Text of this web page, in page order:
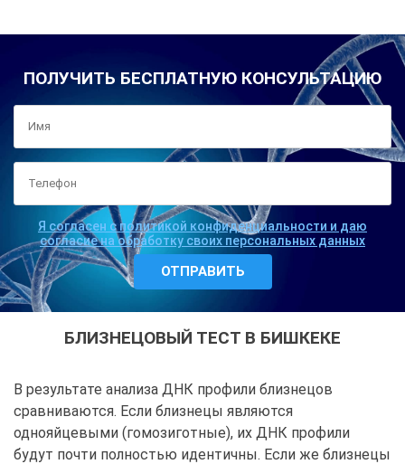
ПОЛУЧИТЬ БЕСПЛАТНУЮ КОНСУЛЬТАЦИЮ
Я согласен с политикой конфиденциальности и даю
согласие на обработку своих персональных данных
БЛИЗНЕЦОВЫЙ ТЕСТ В БИШКЕКЕ
В результате анализа ДНК профили близнецов
сравниваются. Если близнецы являются
однояйцевыми (гомозиготные), их ДНК профили
будут почти полностью идентичны. Если же близнецы